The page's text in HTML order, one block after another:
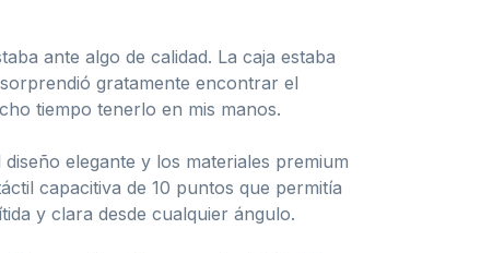
ante algo de calidad. La caja estaba
gratamente encontrar el
tiempo tenerlo en mis manos.
elegante y los materiales premium
capacitiva de 10 puntos que permitía
y clara desde cualquier ángulo.